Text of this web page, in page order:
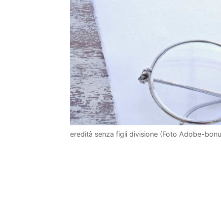
eredità senza figli divisione (Foto Adobe-